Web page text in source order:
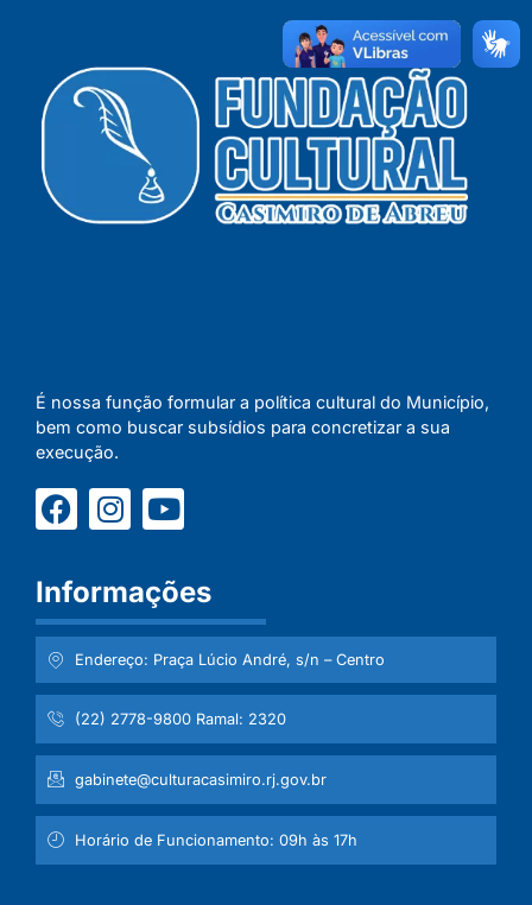
É nossa função formular a política cultural do Município,
bem como buscar subsídios para concretizar a sua
execução.
Informações
Endereço: Praça Lúcio André, s/n – Centro
(22) 2778-9800 Ramal: 2320
gabinete@culturacasimiro.rj.gov.br
Horário de Funcionamento: 09h às 17h